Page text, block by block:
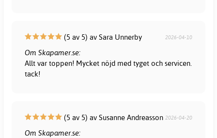
(5 av 5) av Sara Unnerby 2026-04-10
Om Skapamer.se:
Allt var toppen! Mycket nöjd med tyget och servicen.
tack!
(5 av 5) av Susanne Andreasson 2026-04-20
Om Skapamer.se: